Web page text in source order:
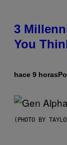
3
You
hace 9 horas
(PHOTO BY